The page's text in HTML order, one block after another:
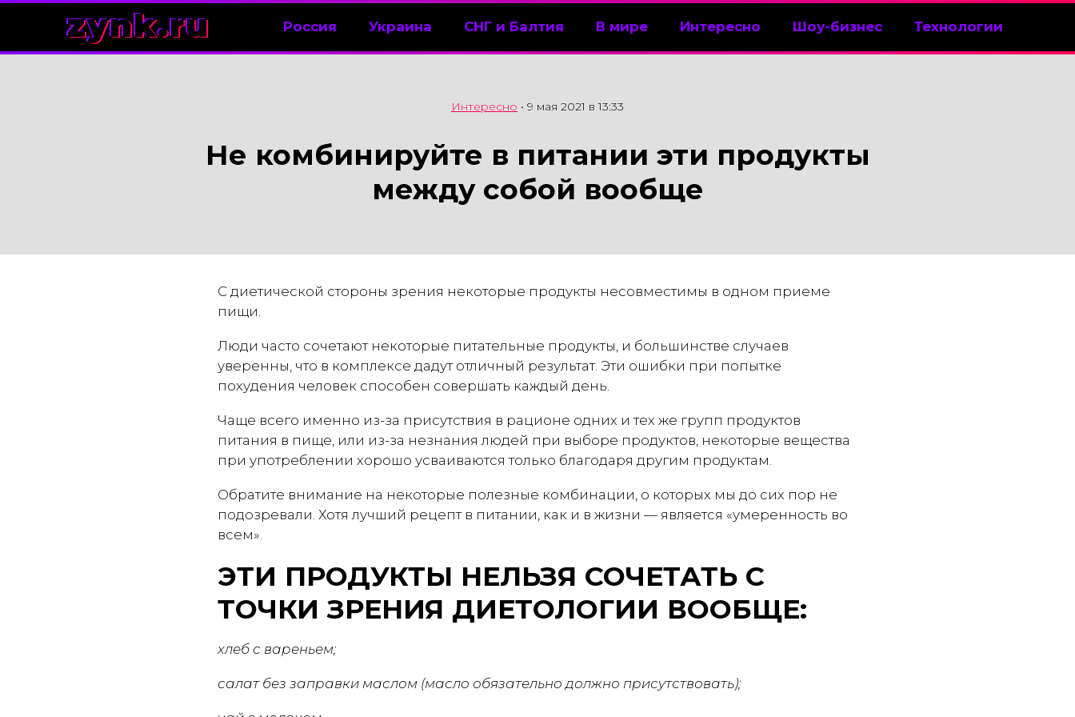
zynk.ru Россия Украина СНГ и Балтия В мире Интересно Шоу-бизнес Технологии
Интересно • 9 мая 2021 в 13:33
Не комбинируйте в питании эти продукты
между собой вообще
С диетической стороны зрения некоторые продукты несовместимы в одном приеме
пищи.
Люди часто сочетают некоторые питательные продукты, и большинстве случаев
уверенны, что в комплексе дадут отличный результат. Эти ошибки при попытке
похудения человек способен совершать каждый день.
Чаще всего именно из-за присутствия в рационе одних и тех же групп продуктов
питания в пище, или из-за незнания людей при выборе продуктов, некоторые вещества
при употреблении хорошо усваиваются только благодаря другим продуктам.
Обратите внимание на некоторые полезные комбинации, о которых мы до сих пор не
подозревали. Хотя лучший рецепт в питании, как и в жизни — является «умеренность во
всем».
ЭТИ ПРОДУКТЫ НЕЛЬЗЯ СОЧЕТАТЬ С
ТОЧКИ ЗРЕНИЯ ДИЕТОЛОГИИ ВООБЩЕ:
хлеб с вареньем;
салат без заправки маслом (масло обязательно должно присутствовать);